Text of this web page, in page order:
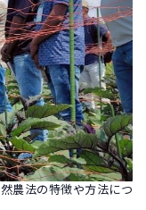
農法の特徴や方法につ